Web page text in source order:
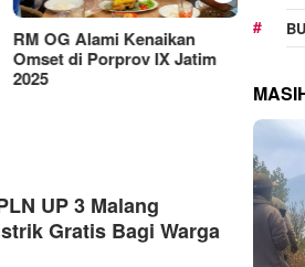
RM OG Alami Kenaikan
Omset di Porprov IX Jatim
2025
UP 3 Malang
Gratis Bagi Warga